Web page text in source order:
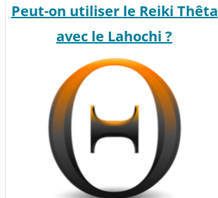
Peut-on utiliser le Reiki Thêta
avec le Lahochi ?